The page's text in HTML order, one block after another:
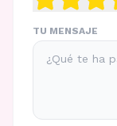
TU MENSAJE